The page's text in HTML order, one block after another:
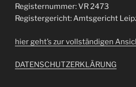
Registernummer: VR 2473
Registergericht: Amtsgericht
hier geht’s zur vollständigen
DATENSCHUTZERKLÄRUNG